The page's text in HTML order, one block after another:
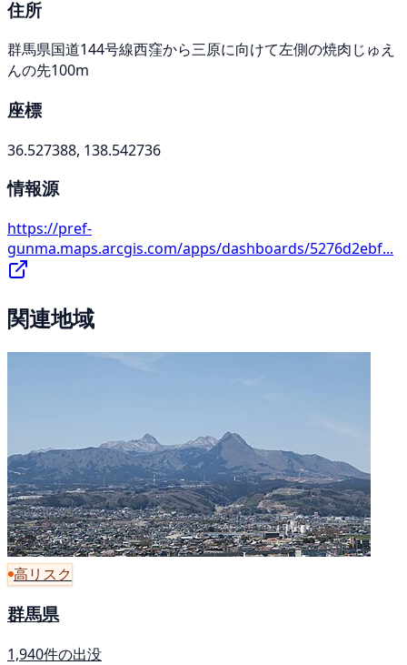
住所
群馬県国道144号線西窪から三原に向けて左側の焼肉じゅえ
んの先100m
座標
36.527388, 138.542736
情報源
https://pref-
gunma.maps.arcgis.com/apps/dashboards/5276d2ebf...
関連地域
高リスク
群馬県
1,940件の出没